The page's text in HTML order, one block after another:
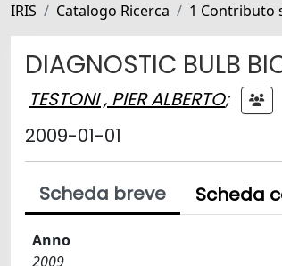
IRIS Catalogo Ricerca 1 Contributo
DIAGNOSTIC BULB
TESTONI , PIER ALBERTO;
2009-01-01
Scheda breve Scheda
Anno
2009